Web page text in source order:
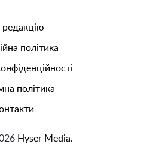
редакцію
політика
політика
Hyser Media.